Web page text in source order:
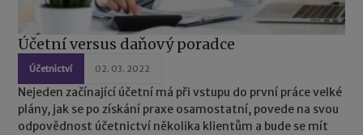
Účetní versus daňový poradce
Účetnictví 02. 03. 2022
Nejeden začínající účetní má při vstupu do první práce velké
plány, jak se po získání praxe osamostatní, povede na svou
odpovědnost účetnictví několika klientům a bude se mít